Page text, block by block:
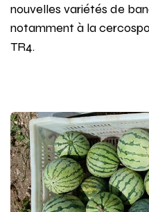
nouvelles variétés de
notamment à la
TR4.